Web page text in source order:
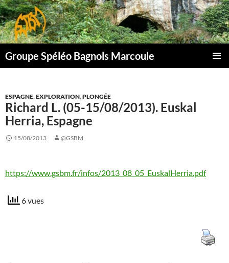
Aller
au
contenu
Groupe Spéléo Bagnols Marcoule
ESPAGNE,EXPLORATION,PLONGÉE
Richard L. (05-15/08/2013). Euskal
Herria, Espagne
15/08/2013 @GSBM
https://www.gsbm.fr/infos/2013_08_05_EuskalHerria.pdf
6 vues